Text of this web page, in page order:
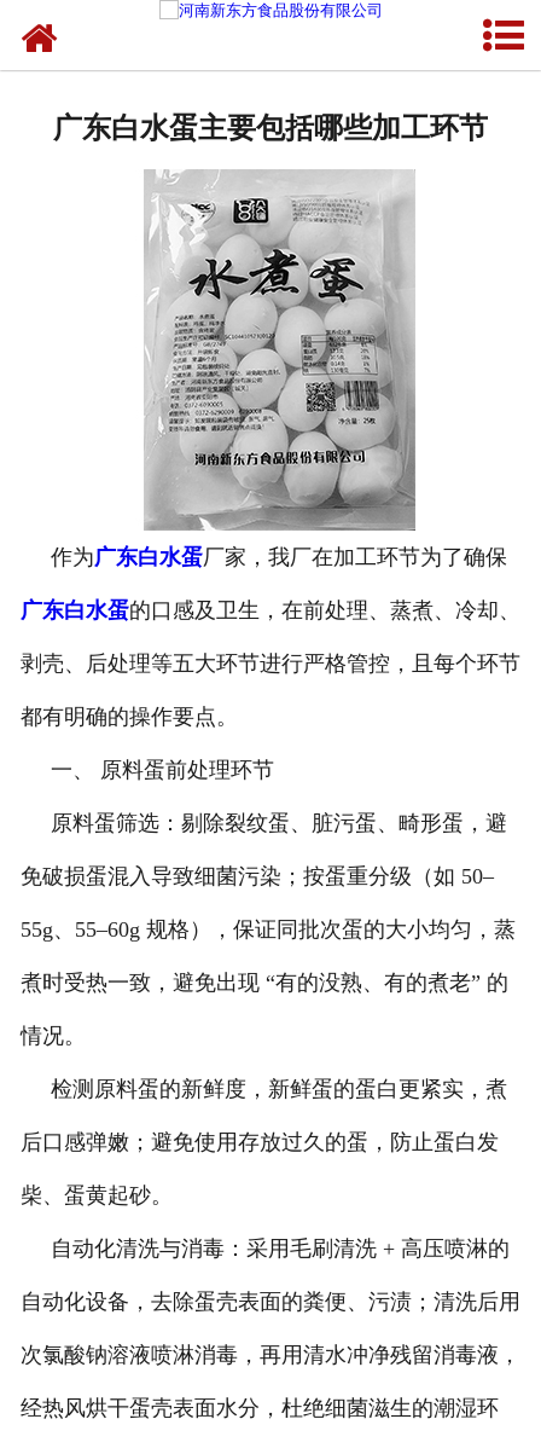
新闻资讯
关于新东方
加入新东方
联系我们
广东白水蛋主要包括哪些加工环节
作为广东白水蛋厂家，我厂在加工环节为了确保
广东白水蛋的口感及卫生，在前处理、蒸煮、冷却、
剥壳、后处理等五大环节进行严格管控，且每个环节
都有明确的操作要点。
一、 原料蛋前处理环节
原料蛋筛选：剔除裂纹蛋、脏污蛋、畸形蛋，避
免破损蛋混入导致细菌污染；按蛋重分级（如 50–
55g、55–60g 规格），保证同批次蛋的大小均匀，蒸
煮时受热一致，避免出现 “有的没熟、有的煮老” 的
情况。
检测原料蛋的新鲜度，新鲜蛋的蛋白更紧实，煮
后口感弹嫩；避免使用存放过久的蛋，防止蛋白发
柴、蛋黄起砂。
自动化清洗与消毒：采用毛刷清洗 + 高压喷淋的
自动化设备，去除蛋壳表面的粪便、污渍；清洗后用
次氯酸钠溶液喷淋消毒，再用清水冲净残留消毒液，
经热风烘干蛋壳表面水分，杜绝细菌滋生的潮湿环